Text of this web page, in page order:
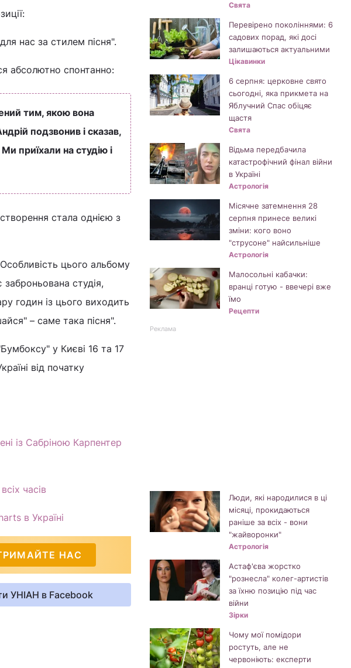
нас за стилем пісня".
абсолютно спонтанно:
тим, якою вона
подзвонив і сказав,
приїхали на студію і
стала однією з
цього альбому
студія,
годин із цього виходить
– саме така пісня".
у Києві 16 та 17
від початку
із Сабріною Карпентер
часів
в Україні
НАС
УНІАН в Facebook
Свята
Перевірено поколіннями: 6
садових порад, які досі
залишаються актуальними
Цікавинки
6 серпня: церковне свято
сьогодні, яка прикмета на
Яблучний Спас обіцяє
щастя
Свята
Відьма передбачила
катастрофічний фінал війни
в Україні
Астрологія
Місячне затемнення 28
серпня принесе великі
зміни: кого воно
"струсоне" найсильніше
Астрологія
Малосольні кабачки:
вранці готую - ввечері вже
їмо
Рецепти
Реклама
Люди, які народилися в ці
місяці, прокидаються
раніше за всіх - вони
"жайворонки"
Астрологія
Астаф'єва жорстко
"рознесла" колег-артистів
за їхню позицію під час
війни
Зірки
Чому мої помідори
ростуть, але не
червоніють: експерти